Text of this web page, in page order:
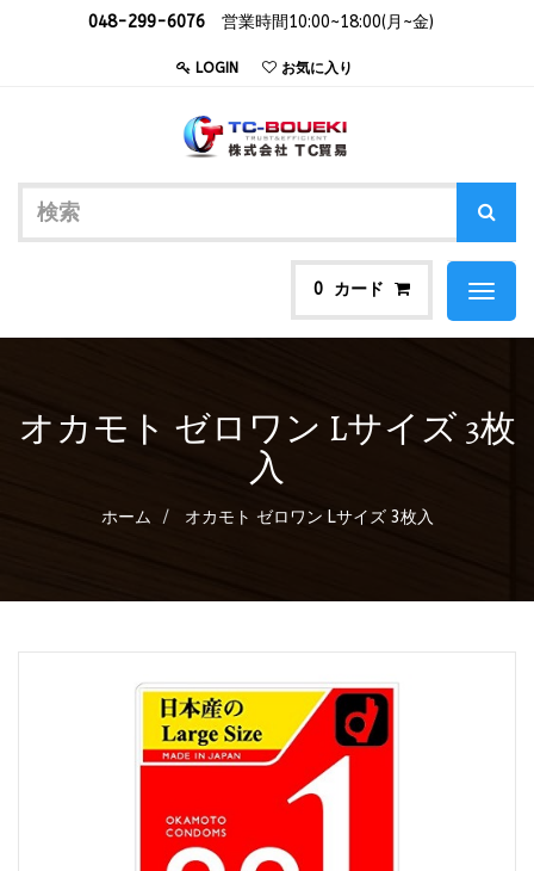
048-299-6076 営業時間10:00~18:00(月~金)
LOGIN お気に入り
0 カード
Toggle
オカモト ゼロワン Lサイズ 3枚
入
ホーム オカモト ゼロワン Lサイズ 3枚入